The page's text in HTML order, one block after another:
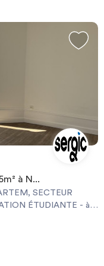
à N...
SECTEUR
ÉTUDIANTE - à
et dernier
vous
son potentiel. Il se